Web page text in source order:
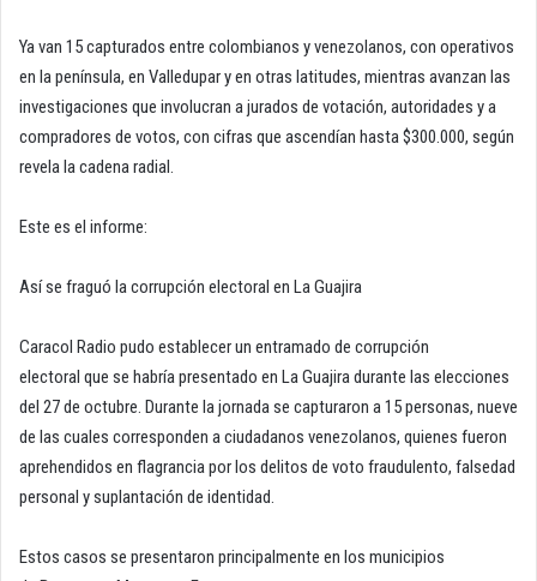
Ya van 15 capturados entre colombianos y venezolanos, con operativos
en la península, en Valledupar y en otras latitudes, mientras avanzan las
investigaciones que involucran a jurados de votación, autoridades y a
compradores de votos, con cifras que ascendían hasta $300.000, según
revela la cadena radial.
Este es el informe:
Así se fraguó la corrupción electoral en La Guajira
Caracol Radio pudo establecer un entramado de corrupción
electoral que se habría presentado en La Guajira durante las elecciones
del 27 de octubre. Durante la jornada se capturaron a 15 personas, nueve
de las cuales corresponden a ciudadanos venezolanos, quienes fueron
aprehendidos en flagrancia por los delitos de voto fraudulento, falsedad
personal y suplantación de identidad.
Estos casos se presentaron principalmente en los municipios